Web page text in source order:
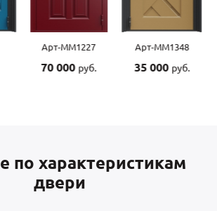
Арт-ММ1227
70 000 руб.
Арт-ММ1348
35 000 руб.
по характеристикам
двери